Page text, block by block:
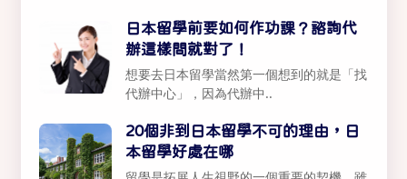
日本留學前要如何作功課？諮詢代
辦這樣問就對了！
想要去日本留學當然第一個想到的就是「找
代辦中心」，因為代辦中..
20個非到日本留學不可的理由，日
本留學好處在哪